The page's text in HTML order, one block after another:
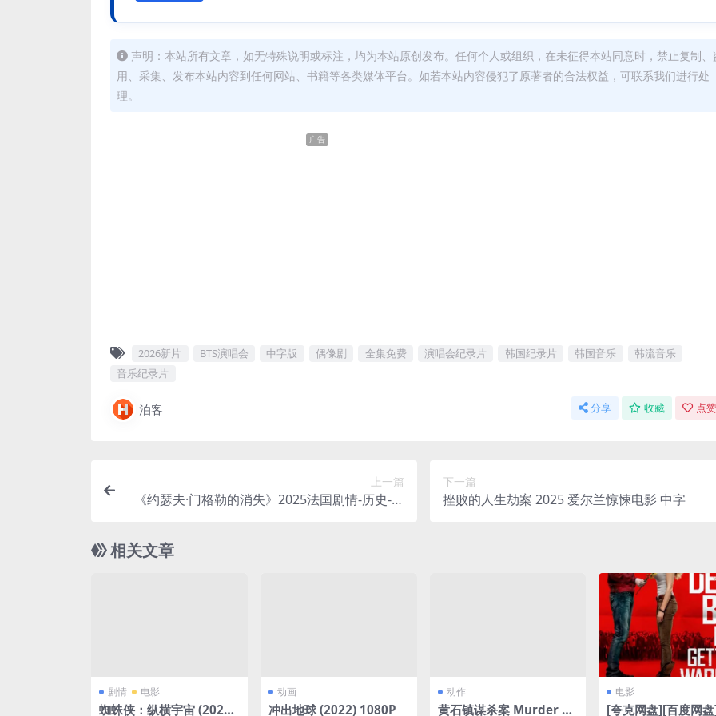
声明：本站所有文章，如无特殊说明或标注，均为本站原创发布。任何个人或组织，在未征得本站同意时，禁止复制、
用、采集、发布本站内容到任何网站、书籍等各类媒体平台。如若本站内容侵犯了原著者的合法权益，可联系我们进行处
理。
广告
2026新片 BTS演唱会 中字版 偶像剧 全集免费 演唱会纪录片 韩国纪录片 韩国音乐
韩流音乐
音乐纪录片
泊客 分享 收藏 点
上一篇
《约瑟夫·门格勒的消失》2025法国剧情-历史-全
下一篇
挫败的人生劫案 2025 爱尔兰惊悚电影 中字
相关文章
剧情 电影
蜘蛛侠：纵横宇宙 (2023)
动画
冲出地球 (2022) 1080P
动作
黄石镇谋杀案 Murder at
电影
[夸克网盘][百度网